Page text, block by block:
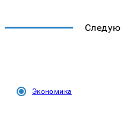
Экономика